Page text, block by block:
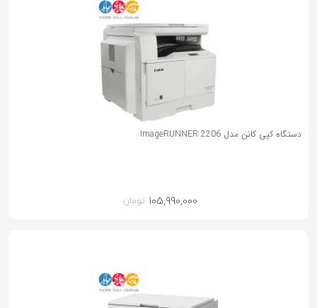
دستگاه کپی کانن مدل ImageRUNNER 2206
تومان 105,990,000